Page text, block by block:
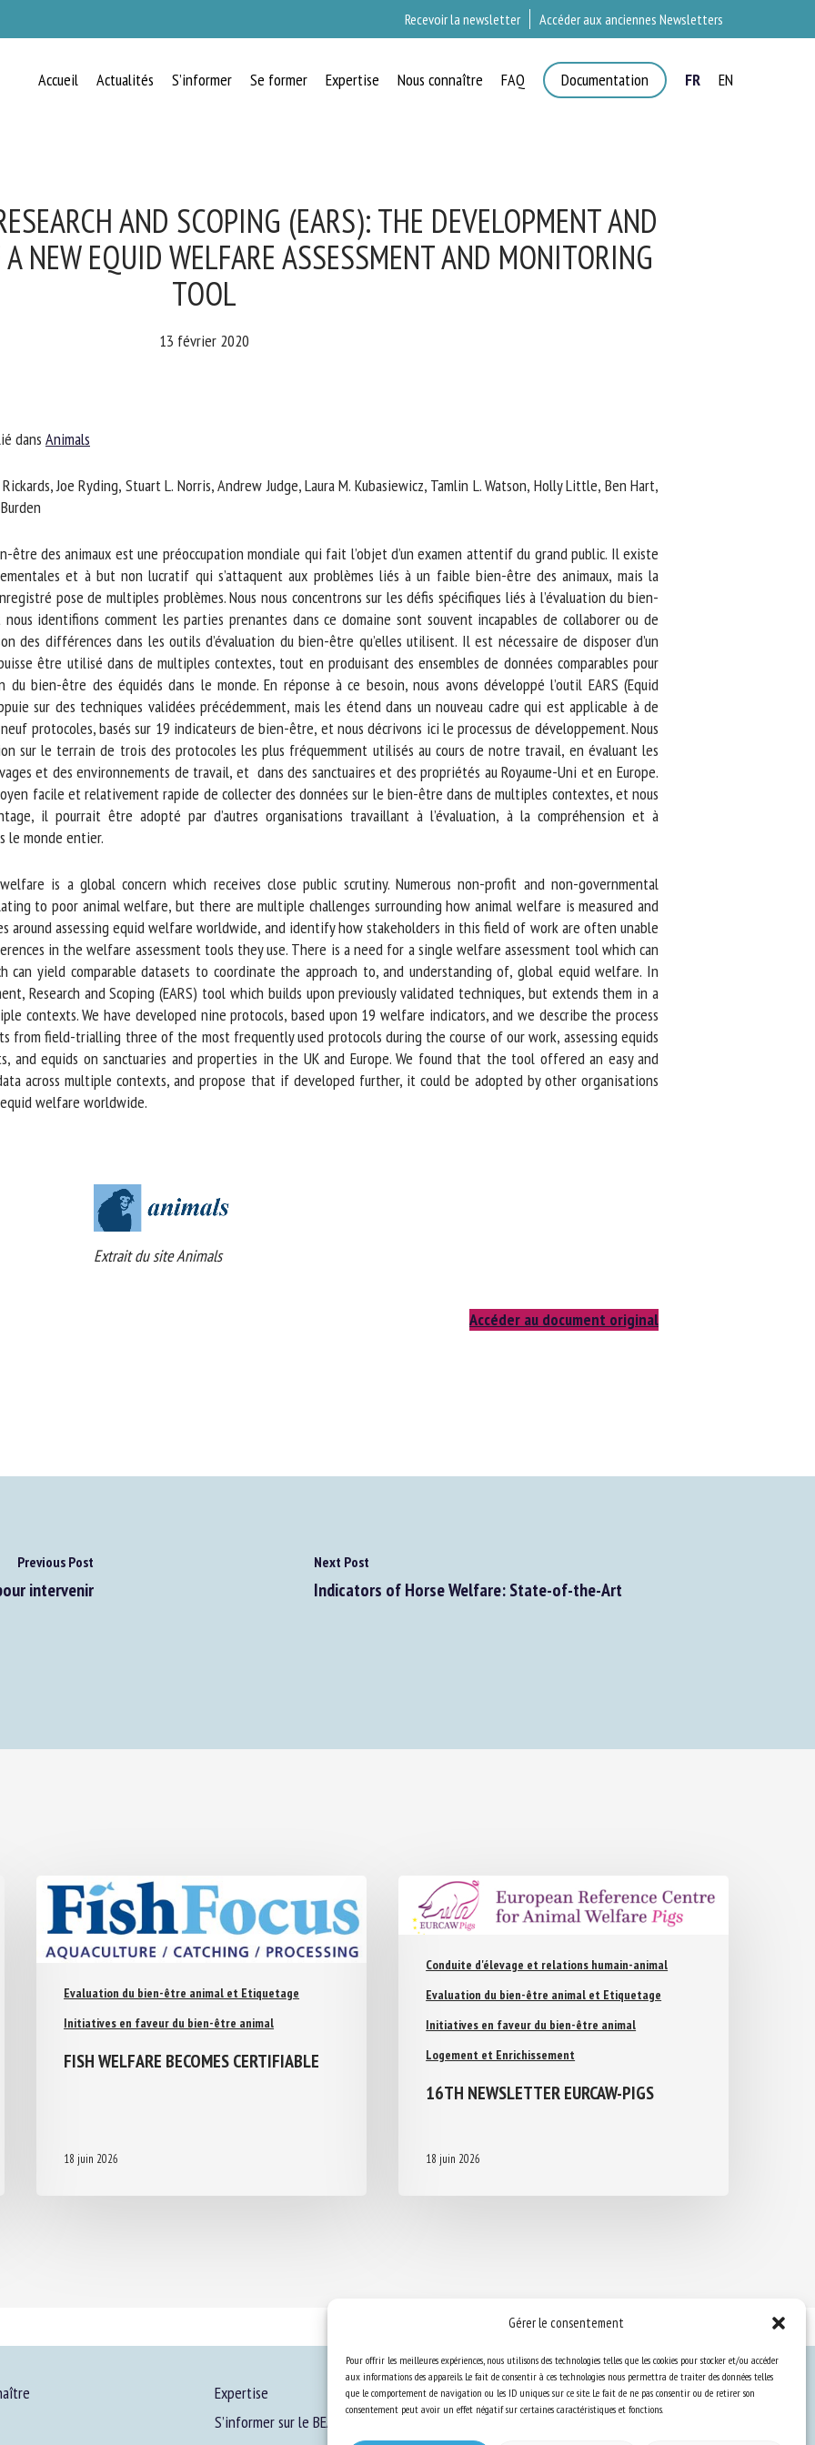
Gérer le consentement
Pour offrir les meilleures expériences, nous utilisons des technologies telles que les cookies pour stocker et/ou accéder
aux informations des appareils. Le fait de consentir à ces technologies nous permettra de traiter des données telles
que le comportement de navigation ou les ID uniques sur ce site. Le fait de ne pas consentir ou de retirer son
consentement peut avoir un effet négatif sur certaines caractéristiques et fonctions.
Recevoir la newsletter Accéder aux anciennes Newsletters
Accueil Actualités S’informer Se former Expertise Nous connaître FAQ Documentation FR EN
AND SCOPING (EARS): THE DEVELOPMENT AND
NEW EQUID WELFARE ASSESSMENT AND MONITORING
TOOL
13 février 2020
dansAnimals
Joe Ryding, Stuart L. Norris, Andrew Judge, Laura M. Kubasiewicz, Tamlin L. Watson, Holly Little, Ben Hart,
être des animaux est une préoccupation mondiale qui fait l’objet d’un examen attentif du grand public. Il existe
et à but non lucratif qui s’attaquent aux problèmes liés à un faible bien-être des animaux, mais la
pose de multiples problèmes. Nous nous concentrons sur les défis spécifiques liés à l’évaluation du bien-
identifions comment les parties prenantes dans ce domaine sont souvent incapables de collaborer ou de
des différences dans les outils d’évaluation du bien-être qu’elles utilisent. Il est nécessaire de disposer d’un
être utilisé dans de multiples contextes, tout en produisant des ensembles de données comparables pour
du bien-être des équidés dans le monde. En réponse à ce besoin, nous avons développé l’outil EARS (Equid
sur des techniques validées précédemment, mais les étend dans un nouveau cadre qui est applicable à de
protocoles, basés sur 19 indicateurs de bien-être, et nous décrivons ici le processus de développement. Nous
sur le terrain de trois des protocoles les plus fréquemment utilisés au cours de notre travail, en évaluant les
et des environnements de travail, et dans des sanctuaires et des propriétés au Royaume-Uni et en Europe.
facile et relativement rapide de collecter des données sur le bien-être dans de multiples contextes, et nous
il pourrait être adopté par d’autres organisations travaillant à l’évaluation, à la compréhension et à
monde entier.
is a global concern which receives close public scrutiny. Numerous non-profit and non-governmental
to poor animal welfare, but there are multiple challenges surrounding how animal welfare is measured and
around assessing equid welfare worldwide, and identify how stakeholders in this field of work are often unable
in the welfare assessment tools they use. There is a need for a single welfare assessment tool which can
can yield comparable datasets to coordinate the approach to, and understanding of, global equid welfare. In
Research and Scoping (EARS) tool which builds upon previously validated techniques, but extends them in a
contexts. We have developed nine protocols, based upon 19 welfare indicators, and we describe the process
from field-trialling three of the most frequently used protocols during the course of our work, assessing equids
and equids on sanctuaries and properties in the UK and Europe. We found that the tool offered an easy and
across multiple contexts, and propose that if developed further, it could be adopted by other organisations
welfare worldwide.
Extrait du site Animals
Accéder au document original
Previous Post
intervenir
Next Post
Indicators of Horse Welfare: State-of-the-Art
Evaluation du bien-être animal et Etiquetage
Initiatives en faveur du bien-être animal
FISH WELFARE BECOMES CERTIFIABLE
18 juin 2026
Conduite d'élevage et relations humain-animal
Evaluation du bien-être animal et Etiquetage
Initiatives en faveur du bien-être animal
Logement et Enrichissement
16TH NEWSLETTER EURCAW-PIGS
18 juin 2026
Expertise
S’informer sur le BEA
Ressources
BIEN-ÊTRE ANIMAL
En soumettant ce formulaire, j'accepte que les informations saisies soient
dans le cadre de la relation avec le CNR BEA. *
champs suivis de * sont obligatoires